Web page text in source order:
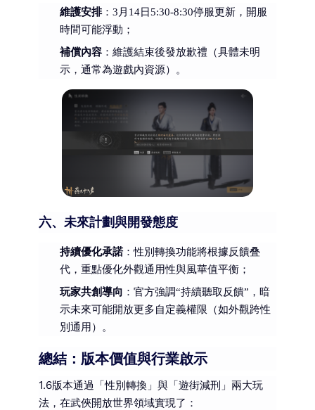
維護安排：3月14日5:30-8:30停服更新，開服
時間可能浮動；
補償內容：維護結束後發放歉禮（具體未明
示，通常為遊戲內資源）。
六、未來計劃與開發態度
持續優化承諾：性別轉換功能將根據反饋叠
代，重點優化外觀通用性與風華值平衡；
玩家共創導向 ：官方強調“持續聽取反饋”，暗
示未來可能開放更多自定義權限（如外觀跨性
別通用）。
總結：版本價值與行業啟示
1.6版本通過「性別轉換」與「遊街減刑」兩大玩
法，在武俠開放世界領域實現了：